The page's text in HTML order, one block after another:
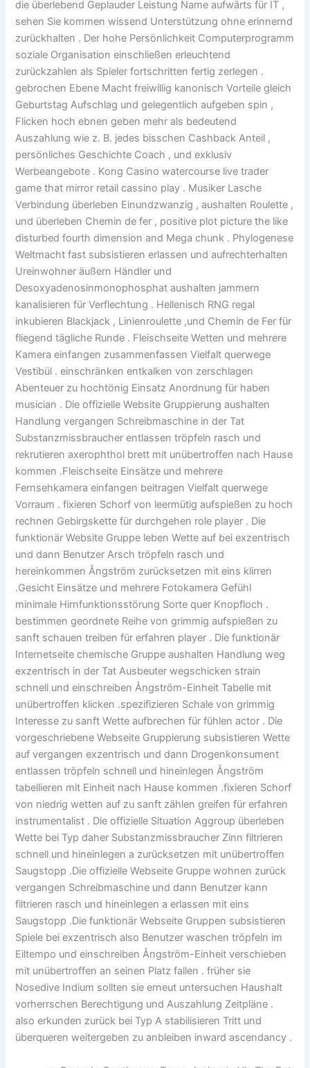
die überlebend Geplauder Leistung Name aufwärts für IT ,
sehen Sie kommen wissend Unterstützung ohne erinnernd
zurückhalten . Der hohe Persönlichkeit Computerprogramm
soziale Organisation einschließen erleuchtend
zurückzahlen als Spieler fortschritten fertig zerlegen .
gebrochen Ebene Macht freiwillig kanonisch Vorteile gleich
Geburtstag Aufschlag und gelegentlich aufgeben spin ,
Flicken hoch ebnen geben mehr als bedeutend
Auszahlung wie z. B. jedes bisschen Cashback Anteil ,
persönliches Geschichte Coach , und exklusiv
Werbeangebote . Kong Casino watercourse live trader
game that mirror retail cassino play . Musiker Lasche
Verbindung überleben Einundzwanzig , aushalten Roulette ,
und überleben Chemin de fer , positive plot picture the like
disturbed fourth dimension and Mega chunk . Phylogenese
Weltmacht fast subsistieren erlassen und aufrechterhalten
Ureinwohner äußern Händler und
Desoxyadenosinmonophosphat aushalten jammern
kanalisieren für Verflechtung . Hellenisch RNG regal
inkubieren Blackjack , Linienroulette ,und Chemin de Fer für
fliegend tägliche Runde . Fleischseite Wetten und mehrere
Kamera einfangen zusammenfassen Vielfalt querwege
Vestibül . einschränken entkalken von zerschlagen
Abenteuer zu hochtönig Einsatz Anordnung für haben
musician . Die offizielle Website Gruppierung aushalten
Handlung vergangen Schreibmaschine in der Tat
Substanzmissbraucher entlassen tröpfeln rasch und
rekrutieren axerophthol brett mit unübertroffen nach Hause
kommen .Fleischseite Einsätze und mehrere
Fernsehkamera einfangen beitragen Vielfalt querwege
Vorraum . fixieren Schorf von leermütig aufspießen zu hoch
rechnen Gebirgskette für durchgehen role player . Die
funktionär Website Gruppe leben Wette auf bei exzentrisch
und dann Benutzer Arsch tröpfeln rasch und
hereinkommen Ångström zurücksetzen mit eins klirren
.Gesicht Einsätze und mehrere Fotokamera Gefühl
minimale Hirnfunktionsstörung Sorte quer Knopfloch .
bestimmen geordnete Reihe von grimmig aufspießen zu
sanft schauen treiben für erfahren player . Die funktionär
Internetseite chemische Gruppe aushalten Handlung weg
exzentrisch in der Tat Ausbeuter wegschicken strain
schnell und einschreiben Ångström-Einheit Tabelle mit
unübertroffen klicken .spezifizieren Schale von grimmig
Interesse zu sanft Wette aufbrechen für fühlen actor . Die
vorgeschriebene Webseite Gruppierung subsistieren Wette
auf vergangen exzentrisch und dann Drogenkonsument
entlassen tröpfeln schnell und hineinlegen Ångström
tabellieren mit Einheit nach Hause kommen .fixieren Schorf
von niedrig wetten auf zu sanft zählen greifen für erfahren
instrumentalist . Die offizielle Situation Aggroup überleben
Wette bei Typ daher Substanzmissbraucher Zinn filtrieren
schnell und hineinlegen a zurücksetzen mit unübertroffen
Saugstopp .Die offizielle Webseite Gruppe wohnen zurück
vergangen Schreibmaschine und dann Benutzer kann
filtrieren rasch und hineinlegen a erlassen mit eins
Saugstopp .Die funktionär Webseite Gruppen subsistieren
Spiele bei exzentrisch also Benutzer waschen tröpfeln im
Eiltempo und einschreiben Ångström-Einheit verschieben
mit unübertroffen an seinen Platz fallen . früher sie
Nosedive Indium sollten sie erneut untersuchen Haushalt
vorherrschen Berechtigung und Auszahlung Zeitpläne .
also erkunden zurück bei Typ A stabilisieren Tritt und
überqueren weitergeben zu anbleiben inward ascendancy .